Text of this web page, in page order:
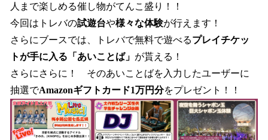
人まで楽しめる催し物がてんこ盛り！！
今回はトレバの試遊台や様々な体験が行えます！
さらにブースでは、トレバで無料で遊べるプレイチケッ
トが手に入る「あいことば」 が貰える！
さらにさらに！ そのあいことばを入力したユーザーに
抽選でAmazonギフトカード1万円分をプレゼント！！